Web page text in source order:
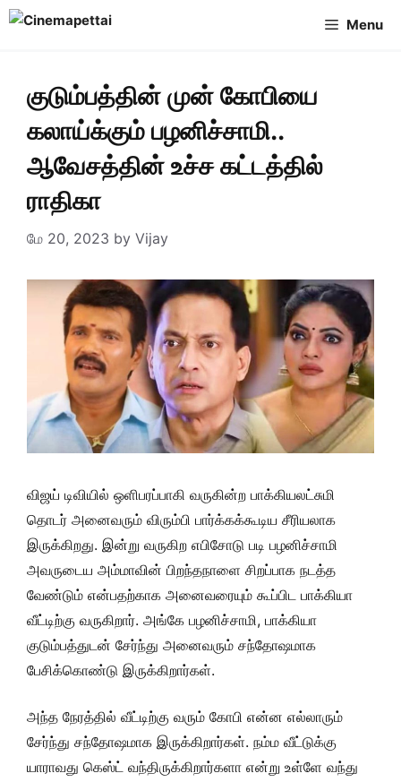
Skip
Menu
குடும்பத்தின் முன் கோபியை
கலாய்க்கும் பழனிச்சாமி..
ஆவேசத்தின் உச்ச கட்டத்தில்
ராதிகா
மே 20, 2023 by Vijay
விஜய் டிவியில் ஒளிபரப்பாகி வருகின்ற பாக்கியலட்சுமி
தொடர் அனைவரும் விரும்பி பார்க்கக்கூடிய சீரியலாக
இருக்கிறது. இன்று வருகிற எபிசோடு படி பழனிச்சாமி
அவருடைய அம்மாவின் பிறந்தநாளை சிறப்பாக நடத்த
வேண்டும் என்பதற்காக அனைவரையும் கூப்பிட பாக்கியா
வீட்டிற்கு வருகிறார். அங்கே பழனிச்சாமி, பாக்கியா
குடும்பத்துடன் சேர்ந்து அனைவரும் சந்தோஷமாக
பேசிக்கொண்டு இருக்கிறார்கள்.
அந்த நேரத்தில் வீட்டிற்கு வரும் கோபி என்ன எல்லாரும்
சேர்ந்து சந்தோஷமாக இருக்கிறார்கள். நம்ம வீட்டுக்கு
யாராவது கெஸ்ட் வந்திருக்கிறார்களா என்று உள்ளே வந்து